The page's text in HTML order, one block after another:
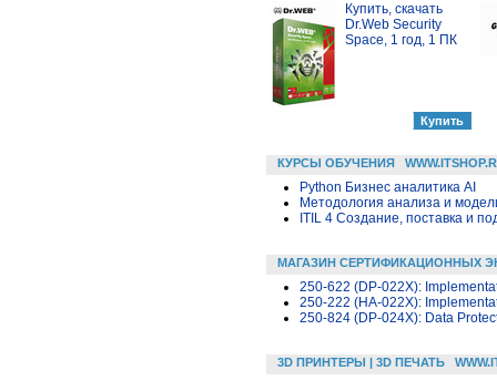
Купить, скачать
Dr.Web Security
Space, 1 год, 1 ПК
КУРСЫ ОБУЧЕНИЯ
Python Бизнес аналитика AI
Методология анализа и
ITIL 4 Создание, поставка и
МАГАЗИН СЕРТИФИКАЦИОННЫХ
250-622 (DP-022X):
250-222 (HA-022X):
250-824 (DP-024X): Data
3D ПРИНТЕРЫ | 3D ПЕЧАТЬ